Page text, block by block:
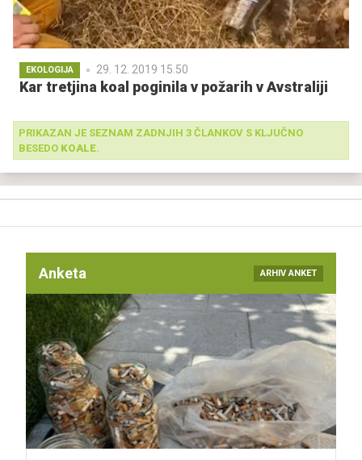
EKOLOGIJA 29. 12. 2019 15.50
Kar tretjina koal poginila v požarih v Avstraliji
PRIKAZAN JE SEZNAM ZADNJIH 3 ČLANKOV S KLJUČNO
BESEDO KOALE.
Anketa ARHIV ANKET